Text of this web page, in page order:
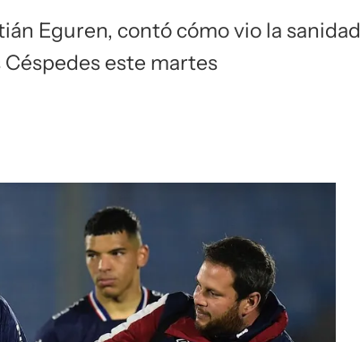
Eguren, contó cómo vio la sanidad
este martes